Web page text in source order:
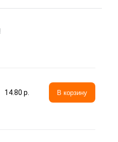
14.80 p. В корзину